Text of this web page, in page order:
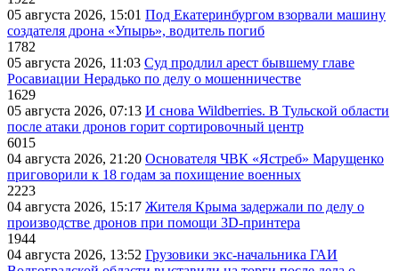
05 августа 2026, 15:01 Под Екатеринбургом взорвали машину
создателя дрона «Упырь», водитель погиб
1782
05 августа 2026, 11:03 Суд продлил арест бывшему главе
Росавиации Нерадько по делу о мошенничестве
1629
05 августа 2026, 07:13 И снова Wildberries. В Тульской области
после атаки дронов горит сортировочный центр
6015
04 августа 2026, 21:20 Основателя ЧВК «Ястреб» Марущенко
приговорили к 18 годам за похищение военных
2223
04 августа 2026, 15:17 Жителя Крыма задержали по делу о
производстве дронов при помощи 3D‑принтера
1944
04 августа 2026, 13:52 Грузовики экс-начальника ГАИ